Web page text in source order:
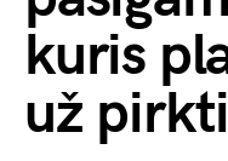
kuris
už